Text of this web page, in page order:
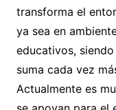
transforma el
ya sea en
educativos,
suma cada vez
Actualmente es